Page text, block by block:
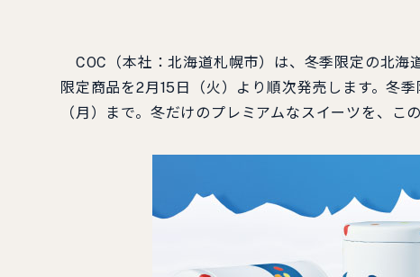
COC（本社：北海道札幌市）は、冬季限定の北海
限定商品を2月15日（火）より順次発売します。冬
（月）まで。冬だけのプレミアムなスイーツを、こ